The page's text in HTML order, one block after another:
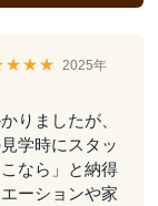
2025年
りましたが、
学時にスタッ
なら」と納得
ーションや家